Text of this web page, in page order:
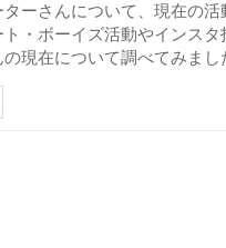
ーさんについて、現在の
・ボーイズ活動やインス
現在について調べてみまし